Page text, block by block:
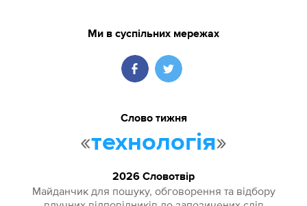
Ми в суспільних мережах
Слово тижня
«технологія»
2026 Словотвір
Майданчик для пошуку, обговорення та відбору